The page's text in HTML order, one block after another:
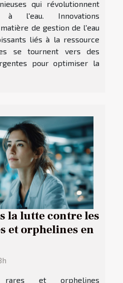
qui révolutionnent
l'eau. Innovations
de gestion de l'eau
liés à la ressource
se tournent vers des
pour optimiser la
la lutte contre les
et orphelines en
rares et orphelines